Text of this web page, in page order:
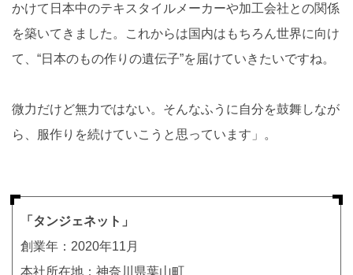
かけて日本中のテキスタイルメーカーや加工会社との関係
を築いてきました。これからは国内はもちろん世界に向け
て、“日本のもの作りの遺伝子”を届けていきたいですね。
微力だけど無力ではない。そんなふうに自分を鼓舞しなが
ら、服作りを続けていこうと思っています」。
「タンジェネット」
創業年：2020年11月
本社所在地：神奈川県葉山町